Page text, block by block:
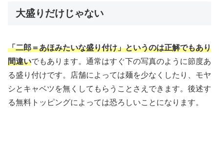
大盛りだけじゃない
「二郎＝あほみたいな盛り付け」というのは正解でもあり
間違いでもあります。通常はすぐ下の写真のように節度あ
る盛り付けです。店舗によっては麺を少なくしたり、モヤ
シとキャベツを無くしてもらうことさえできます。後述す
る無料トッピングによっては恐ろしいことになります。